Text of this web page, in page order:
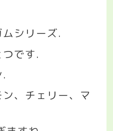
シリーズ.
です.
.
、チェリー、マ